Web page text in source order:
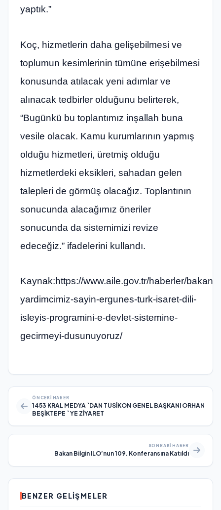
yaptık.”
Koç, hizmetlerin daha gelişebilmesi ve
toplumun kesimlerinin tümüne erişebilmesi
konusunda atılacak yeni adımlar ve
alınacak tedbirler olduğunu belirterek,
“Bugünkü bu toplantımız inşallah buna
vesile olacak. Kamu kurumlarının yapmış
olduğu hizmetleri, üretmiş olduğu
hizmetlerdeki eksikleri, sahadan gelen
talepleri de görmüş olacağız. Toplantının
sonucunda alacağımız öneriler
sonucunda da sistemimizi revize
edeceğiz.” ifadelerini kullandı.
Kaynak:https://www.aile.gov.tr/haberler/bakan-
yardimcimiz-sayin-ergunes-turk-isaret-dili-
isleyis-programini-e-devlet-sistemine-
gecirmeyi-dusunuyoruz/
ÖNCEKI HABER
1453 KRAL MEDYA `DAN TÜSİKON GENEL BAŞKANI ORHAN
BEŞİKTEPE ` YE ZİYARET
SONRAKI HABER
Bakan Bilgin ILO’nun 109. Konferansına Katıldı
BENZER GELIŞMELER